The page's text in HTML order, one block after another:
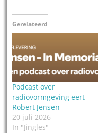
Gerelateerd
Podcast over
radiovormgeving eert
Robert Jensen
20 juli 2026
In "Jingles"